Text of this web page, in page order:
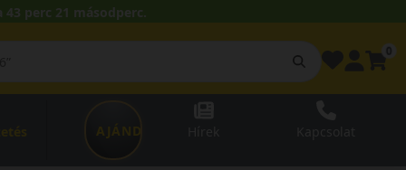
43 perc 20 másodperc.
AJÁNDÉKUTALVÁNY